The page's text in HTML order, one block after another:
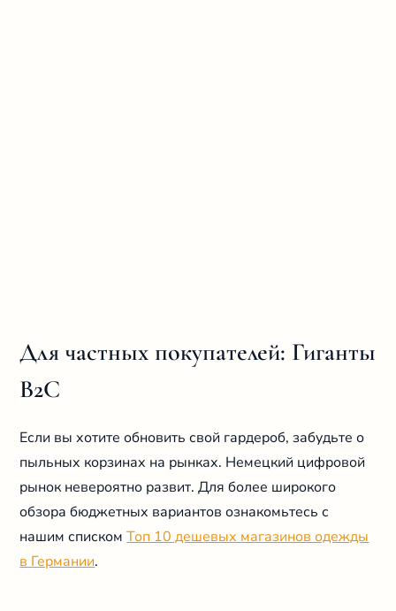
Для частных покупателей: Гиганты
B2C
Если вы хотите обновить свой гардероб, забудьте о
пыльных корзинах на рынках. Немецкий цифровой
рынок невероятно развит. Для более широкого
обзора бюджетных вариантов ознакомьтесь с
нашим спискомТоп 10 дешевых магазинов одежды
в Германии.